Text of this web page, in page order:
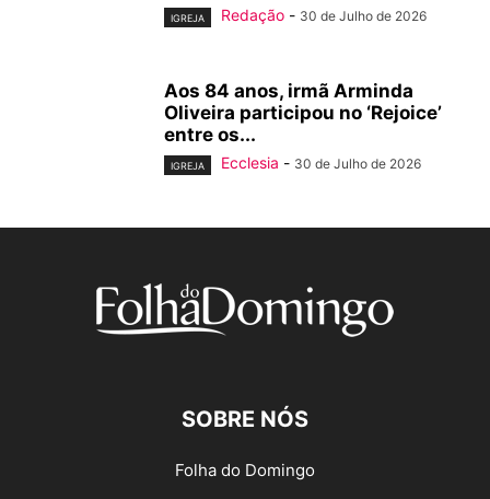
IGREJA Redação - 30 de Julho de 2026
Aos 84 anos, irmã Arminda
Oliveira participou no ‘Rejoice’
entre os...
IGREJA Ecclesia - 30 de Julho de 2026
SOBRE NÓS
Folha do Domingo